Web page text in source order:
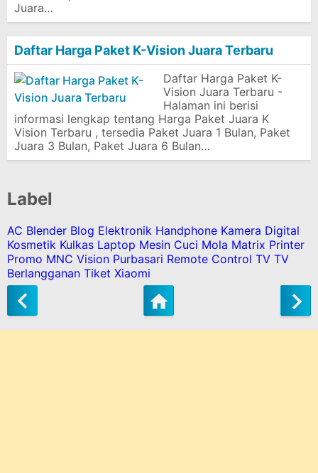
Juara…
Daftar Harga Paket K-Vision Juara Terbaru
Daftar Harga Paket K-
Vision Juara Terbaru -
Halaman ini berisi
informasi lengkap tentang Harga Paket Juara K
Vision Terbaru , tersedia Paket Juara 1 Bulan, Paket
Juara 3 Bulan, Paket Juara 6 Bulan…
Label
AC Blender Blog Elektronik Handphone Kamera Digital
Kosmetik Kulkas Laptop Mesin Cuci Mola Matrix Printer
Promo MNC Vision Purbasari Remote Control TV TV
Berlangganan Tiket Xiaomi